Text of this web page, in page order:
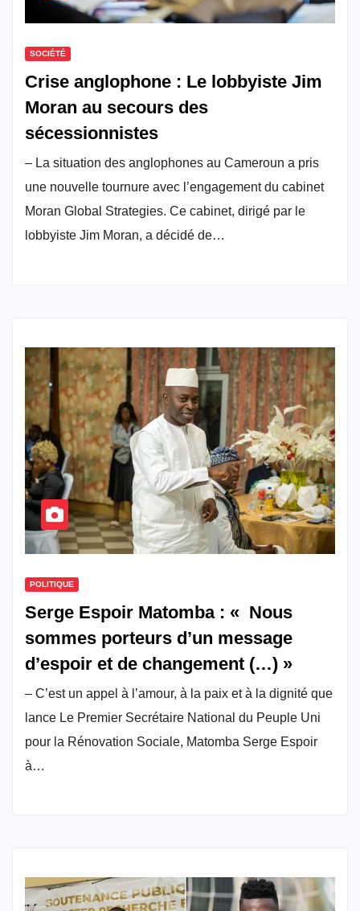
SOCIÉTÉ
Crise anglophone : Le lobbyiste Jim
Moran au secours des
sécessionnistes
– La situation des anglophones au Cameroun a pris
une nouvelle tournure avec l’engagement du cabinet
Moran Global Strategies. Ce cabinet, dirigé par le
lobbyiste Jim Moran, a décidé de…
POLITIQUE
Serge Espoir Matomba : « Nous
sommes porteurs d’un message
d’espoir et de changement (…) »
– C’est un appel à l’amour, à la paix et à la dignité que
lance Le Premier Secrétaire National du Peuple Uni
pour la Rénovation Sociale, Matomba Serge Espoir
à…